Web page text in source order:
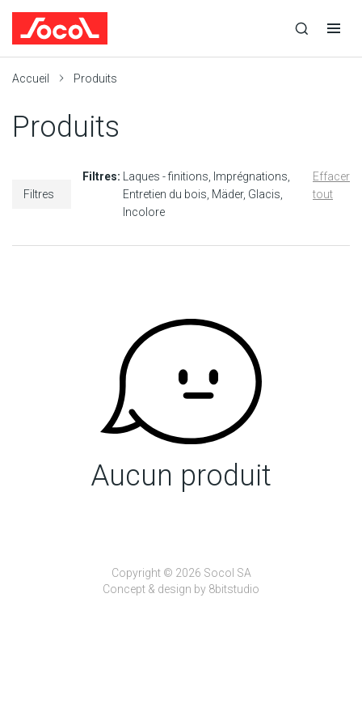
recherche
recherche
navigation
Accueil Produits
Produits
Filtres
Filtres: Laques - finitions
Imprégnations
Entretien du bois Mäder Glacis
Incolore
Effacer
tout
Aucun produit
Copyright © 2026 Socol SA
Concept & design by 8bitstudio